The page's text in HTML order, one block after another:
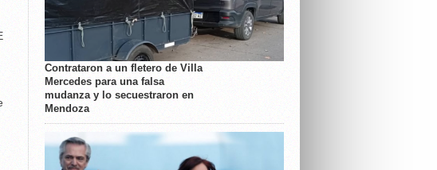
Contrataron a un fletero de Villa
Mercedes para una falsa
mudanza y lo secuestraron en
Mendoza